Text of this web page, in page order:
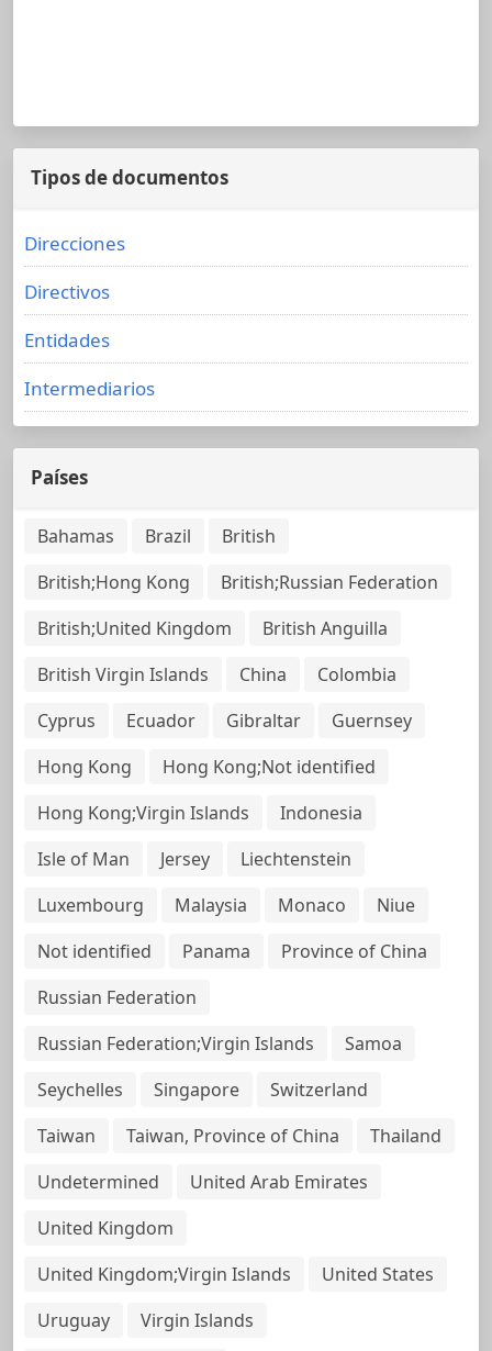
Tipos de documentos
Direcciones
Directivos
Entidades
Intermediarios
Países
Bahamas Brazil
British
British;Hong Kong
British;Russian Federation
British;United Kingdom
British Anguilla
British Virgin Islands
China
Colombia
Cyprus
Ecuador Gibraltar
Guernsey
Hong Kong
Hong Kong;Not identified
Hong Kong;Virgin Islands
Indonesia
Isle of Man
Jersey
Liechtenstein
Luxembourg
Malaysia Monaco
Niue
Not identified
Panama
Province of China
Russian Federation
Russian Federation;Virgin Islands
Samoa
Seychelles
Singapore
Switzerland
Taiwan
Taiwan, Province of China
Thailand
Undetermined
United Arab Emirates
United Kingdom
United Kingdom;Virgin Islands
United States
Uruguay
Virgin Islands